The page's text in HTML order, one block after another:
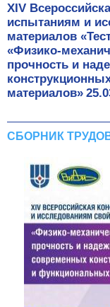
XIV
испытаниям и
материалов
«Физико-
прочность и
материалов»
СБОРНИК